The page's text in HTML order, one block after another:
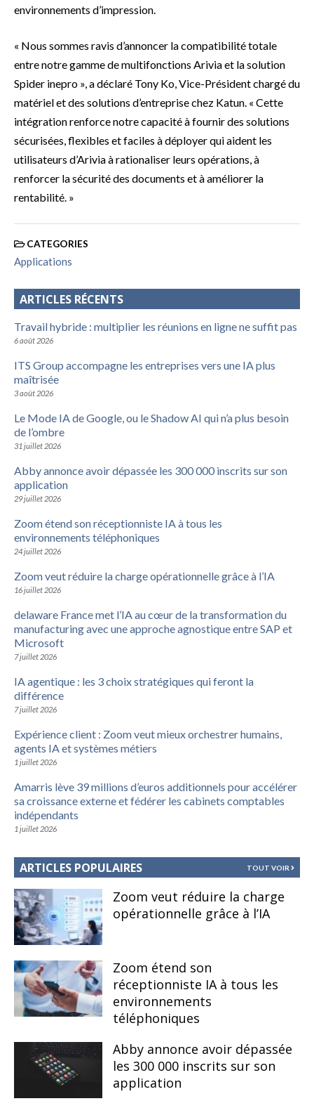
environnements d’impression.
« Nous sommes ravis d’annoncer la compatibilité totale
entre notre gamme de multifonctions Arivia et la solution
Spider inepro », a déclaré Tony Ko, Vice-Président chargé du
matériel et des solutions d’entreprise chez Katun. « Cette
intégration renforce notre capacité à fournir des solutions
sécurisées, flexibles et faciles à déployer qui aident les
utilisateurs d’Arivia à rationaliser leurs opérations, à
renforcer la sécurité des documents et à améliorer la
rentabilité. »
CATEGORIES
Applications
ARTICLES RÉCENTS
Travail hybride : multiplier les réunions en ligne ne suffit pas
6 août 2026
ITS Group accompagne les entreprises vers une IA plus
maîtrisée
3 août 2026
Le Mode IA de Google, ou le Shadow AI qui n’a plus besoin
de l’ombre
31 juillet 2026
Abby annonce avoir dépassée les 300 000 inscrits sur son
application
29 juillet 2026
Zoom étend son réceptionniste IA à tous les
environnements téléphoniques
24 juillet 2026
Zoom veut réduire la charge opérationnelle grâce à l’IA
16 juillet 2026
delaware France met l’IA au cœur de la transformation du
manufacturing avec une approche agnostique entre SAP et
Microsoft
7 juillet 2026
IA agentique : les 3 choix stratégiques qui feront la
différence
7 juillet 2026
Expérience client : Zoom veut mieux orchestrer humains,
agents IA et systèmes métiers
1 juillet 2026
Amarris lève 39 millions d’euros additionnels pour accélérer
sa croissance externe et fédérer les cabinets comptables
indépendants
1 juillet 2026
ARTICLES POPULAIRES TOUT VOIR
Zoom veut réduire la charge
opérationnelle grâce à l’IA
Zoom étend son
réceptionniste IA à tous les
environnements
téléphoniques
Abby annonce avoir dépassée
les 300 000 inscrits sur son
application